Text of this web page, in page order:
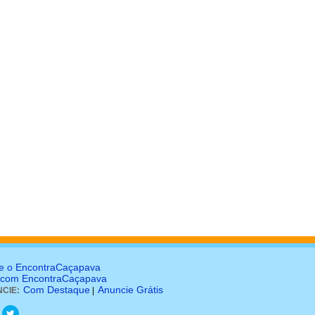
o EncontraCaçapava
EncontraCaçapava
Com Destaque Anuncie Grátis